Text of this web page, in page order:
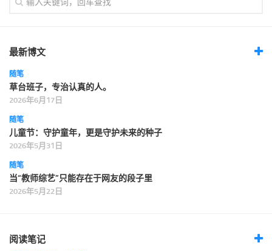
最新博文
随笔
草台班子，专治认真的人。
2026年6月17日
随笔
儿童节：守护童年，更是守护未来的种子
2026年5月31日
随笔
当“教师综艺”只能存在于网友的段子里
2026年5月22日
阅读笔记